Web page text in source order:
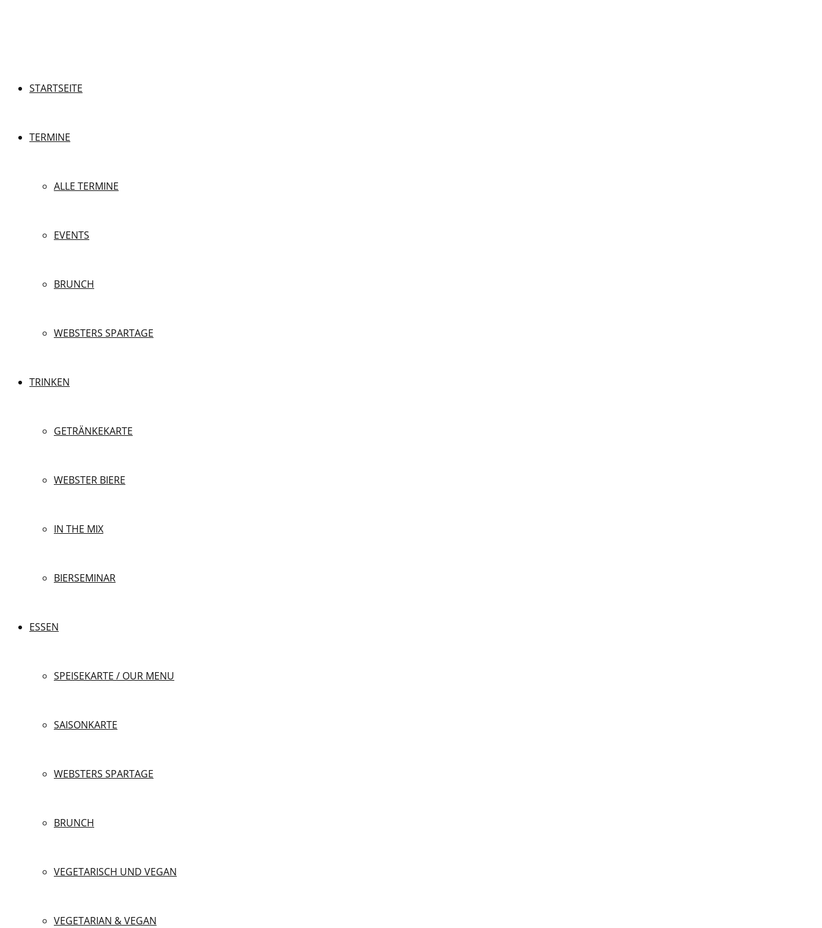
STARTSEITE
TERMINE
ALLE TERMINE
EVENTS
BRUNCH
WEBSTERS SPARTAGE
TRINKEN
GETRÄNKEKARTE
WEBSTER BIERE
IN THE MIX
BIERSEMINAR
ESSEN
SPEISEKARTE / OUR MENU
SAISONKARTE
WEBSTERS SPARTAGE
BRUNCH
VEGETARISCH UND VEGAN
VEGETARIAN & VEGAN